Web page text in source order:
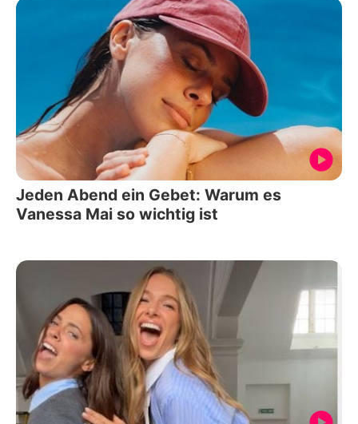
Jeden Abend ein Gebet: Warum es
Vanessa Mai so wichtig ist